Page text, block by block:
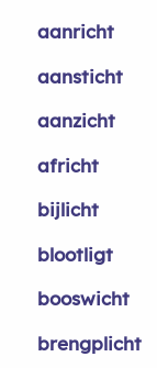
aanricht
aansticht
aanzicht
africht
bijlicht
blootligt
booswicht
brengplicht